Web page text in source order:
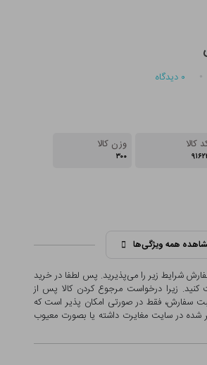
۰ دیدگاه
کالا وزن کالا
۳۰۰
همه ویژگی‌ها
شرایط زیر را می‌پذیرید. پس لطفا در خرید
زیرا درخواست مرجوع کردن کالا پس از
سفارش، فقط در صورتی امکان پذیر است که
شده در سایت مغایرت داشته یا بصورت معيوب